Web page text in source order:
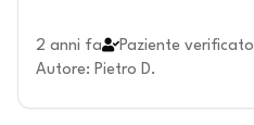
2 anni fa
Paziente verificato
Autore: Pietro D.